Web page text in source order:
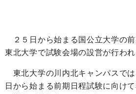
２５日から始まる国公立大学の前
東北大学で試験会場の設営が行われ
東北大学の川内北キャンパスでは
日から始まる前期日程試験に向け